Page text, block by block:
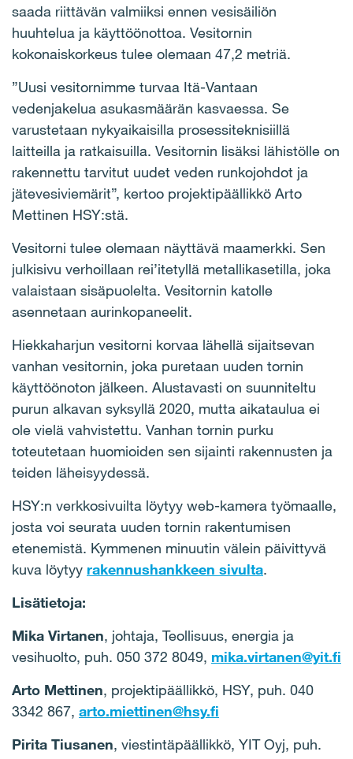
saada riittävän valmiiksi ennen vesisäiliön
huuhtelua ja käyttöönottoa. Vesitornin
kokonaiskorkeus tulee olemaan 47,2 metriä.
”Uusi vesitornimme turvaa Itä-Vantaan
vedenjakelua asukasmäärän kasvaessa. Se
varustetaan nykyaikaisilla prosessiteknisiillä
laitteilla ja ratkaisuilla. Vesitornin lisäksi lähistölle on
rakennettu tarvitut uudet veden runkojohdot ja
jätevesiviemärit”, kertoo projektipäällikkö Arto
Mettinen HSY:stä.
Vesitorni tulee olemaan näyttävä maamerkki. Sen
julkisivu verhoillaan rei’itetyllä metallikasetilla, joka
valaistaan sisäpuolelta. Vesitornin katolle
asennetaan aurinkopaneelit.
Hiekkaharjun vesitorni korvaa lähellä sijaitsevan
vanhan vesitornin, joka puretaan uuden tornin
käyttöönoton jälkeen. Alustavasti on suunniteltu
purun alkavan syksyllä 2020, mutta aikataulua ei
ole vielä vahvistettu. Vanhan tornin purku
toteutetaan huomioiden sen sijainti rakennusten ja
teiden läheisyydessä.
HSY:n verkkosivuilta löytyy web-kamera työmaalle,
josta voi seurata uuden tornin rakentumisen
etenemistä. Kymmenen minuutin välein päivittyvä
kuva löytyy rakennushankkeen sivulta.
Lisätietoja:
Mika Virtanen, johtaja, Teollisuus, energia ja
vesihuolto, puh. 050 372 8049, mika.virtanen@yit.fi
Arto Mettinen, projektipäällikkö, HSY, puh. 040
3342 867, arto.miettinen@hsy.fi
Pirita Tiusanen, viestintäpäällikkö, YIT Oyj, puh.